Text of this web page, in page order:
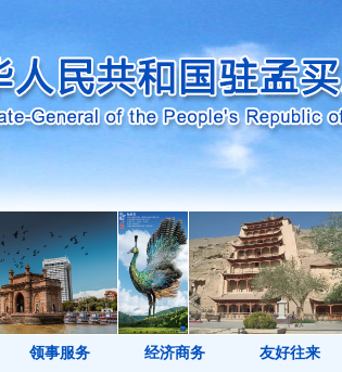
领事服务 经济商务 友好往来